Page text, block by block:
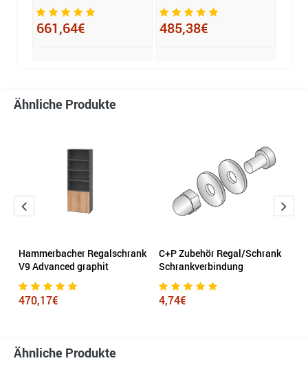
661,64€ 485,38€
Ähnliche Produkte
Hammerbacher Regalschrank
V9 Advanced graphit
470,17€
C+P Zubehör Regal/Schrank
Schrankverbindung
4,74€
Ähnliche Produkte